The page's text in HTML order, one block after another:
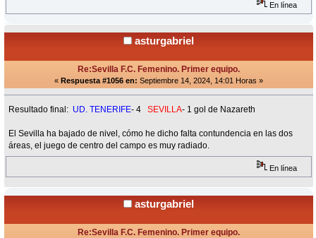
En línea
asturgabriel
Re:Sevilla F.C. Femenino. Primer equipo.
« Respuesta #1056 en: Septiembre 14, 2024, 14:01 Horas »
Resultado final: UD. TENERIFE- 4 SEVILLA- 1 gol de Nazareth
El Sevilla ha bajado de nivel, cómo he dicho falta contundencia en las dos
áreas, el juego de centro del campo es muy radiado.
En línea
asturgabriel
Re:Sevilla F.C. Femenino. Primer equipo.